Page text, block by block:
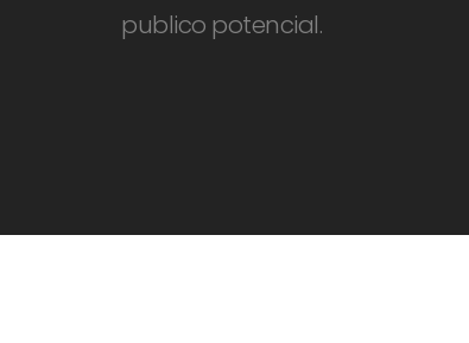
publico potencial.